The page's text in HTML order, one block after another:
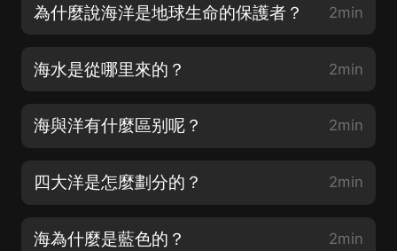
為什麼說海洋是地球生命的保護者？ 2min
海水是從哪里來的？ 2min
海與洋有什麼區别呢？ 2min
四大洋是怎麼劃分的？ 2min
海為什麼是藍色的？ 2min